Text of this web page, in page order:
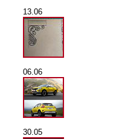
13.06
06.06
30.05